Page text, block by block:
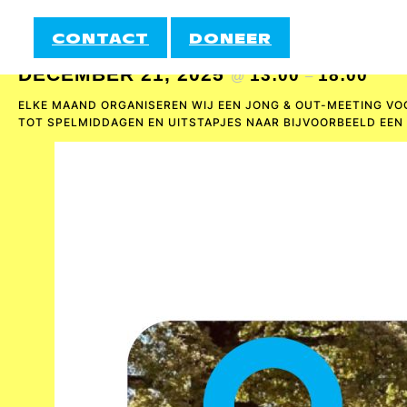
CONTACT DONEER
INFORMATIE
DOE MEE!
JONG&OUT
DECEMBER 21, 2025@13:00–18:00
ELKE MAAND ORGANISEREN WIJ EEN JONG & OUT-MEETING
TOT SPELMIDDAGEN EN UITSTAPJES NAAR BIJVOORBEELD